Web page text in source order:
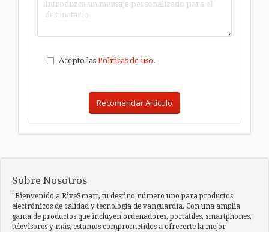
Acepto las Políticas de uso.
Recomendar Artículo
Sobre Nosotros
"Bienvenido a RiveSmart, tu destino número uno para productos
electrónicos de calidad y tecnología de vanguardia. Con una amplia
gama de productos que incluyen ordenadores, portátiles, smartphones,
televisores y más, estamos comprometidos a ofrecerte la mejor